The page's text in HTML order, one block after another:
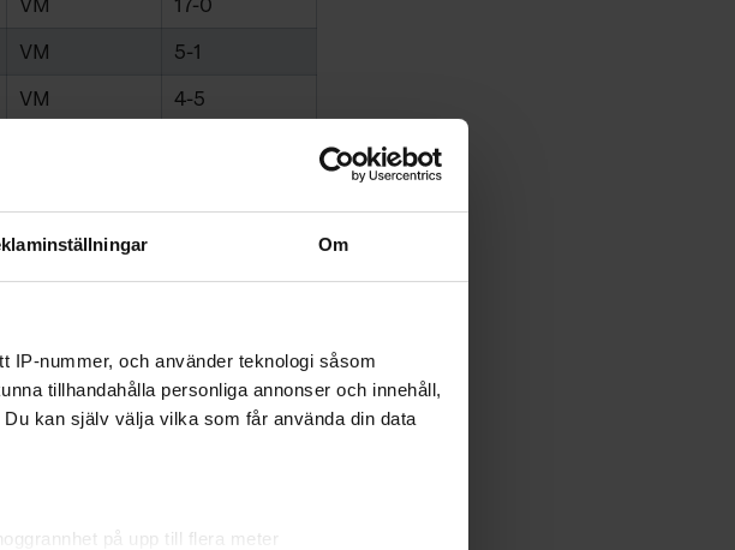
Om
IP-nummer, och använder teknologi såsom
tillhandahålla personliga annonser och innehåll,
kan själv välja vilka som får använda din data
på upp till flera meter
VM
5-1
VM
4-5
OS
Em
4-1